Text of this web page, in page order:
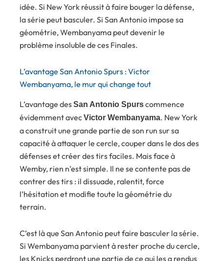
idée. Si New York réussit à faire bouger la défense,
la série peut basculer. Si San Antonio impose sa
géométrie, Wembanyama peut devenir le
problème insoluble de ces Finales.
L’avantage San Antonio Spurs : Victor
Wembanyama, le mur qui change tout
L’avantage desSan Antonio Spurscommence
évidemment avecVictor Wembanyama. New York
a construit une grande partie de son run sur sa
capacité à attaquer le cercle, couper dans le dos des
défenses et créer des tirs faciles. Mais face à
Wemby, rien n’est simple. Il ne se contente pas de
contrer des tirs : il dissuade, ralentit, force
l’hésitation et modifie toute la géométrie du
terrain.
C’est là que San Antonio peut faire basculer la série.
Si Wembanyama parvient à rester proche du cercle,
les Knicks perdront une partie de ce qui les a rendus